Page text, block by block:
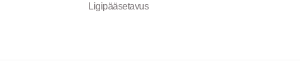
Ligipääsetavus